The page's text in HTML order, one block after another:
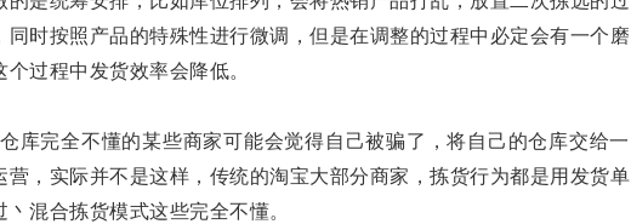
同时按照产品的特殊性进行微调，但是在调整的过程中必定会有一个磨
过程中发货效率会降低。
完全不懂的某些商家可能会觉得自己被骗了，将自己的仓库交给一
营，实际并不是这样，传统的淘宝大部分商家，拣货行为都是用发货单
混合拣货模式这些完全不懂。